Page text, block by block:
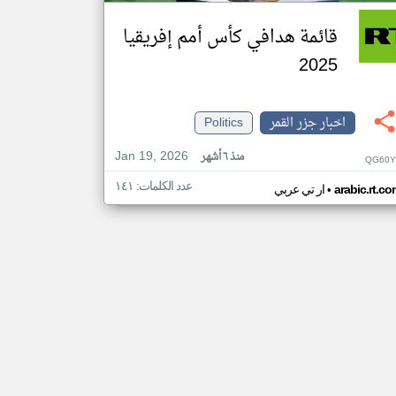
قائمة هدافي كأس أمم إفريقيا
2025
اخبار جزر القمر
Politics
Jan 19, 2026
منذ ٦ أشهر
ار تي عربي• عدد الكلمات: ١٤١